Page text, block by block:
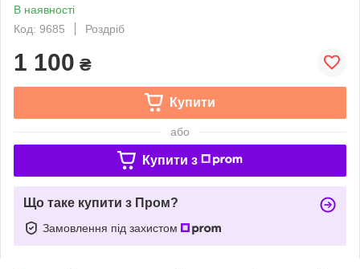
В наявності
Код: 9685
Роздріб
1 100 ₴
Купити
або
Купити з
Що таке купити з Пром?
Замовлення під захистом